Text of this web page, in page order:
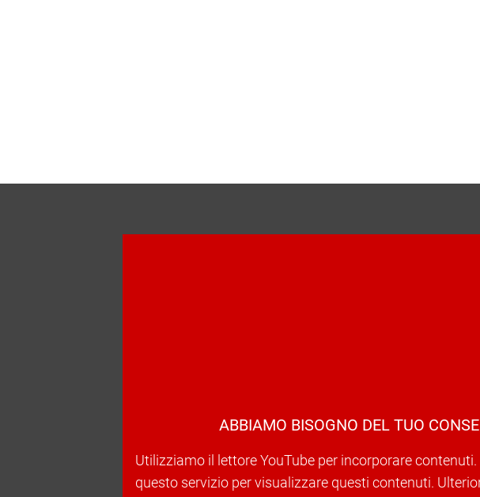
ABBIAMO BISOGNO DEL TUO
Utilizziamo il lettore YouTube per incorporare
questo servizio per visualizzare questi contenuti.